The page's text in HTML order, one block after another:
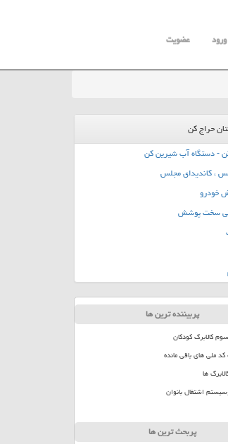
ورود عضویت
حراج کن
- دستگاه آب شیرین کن
، کاندیدای مجلس
خودرو
سخت پوشش
پربیننده ترین ها
کالابرگ کودکان
کد ملی های باقی مانده
ها
اشتغال بانوان
پربحث ترین ها